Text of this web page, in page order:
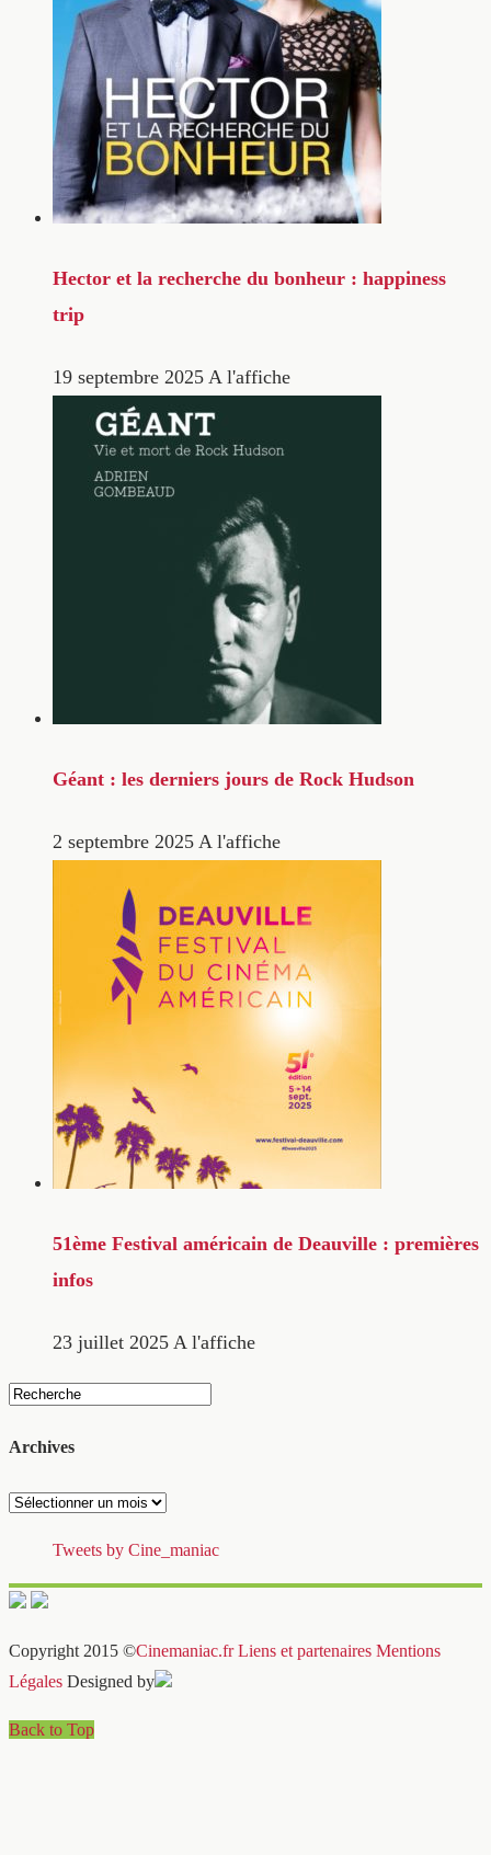
Hector et la recherche du bonheur : happiness
trip
19 septembre 2025 A l'affiche
Géant : les derniers jours de Rock Hudson
2 septembre 2025 A l'affiche
51ème Festival américain de Deauville : premières
infos
23 juillet 2025 A l'affiche
Archives
Archives
Tweets by Cine_maniac
Copyright 2015 ©Cinemaniac.fr Liens et partenaires Mentions
Légales Designed by
Back to Top